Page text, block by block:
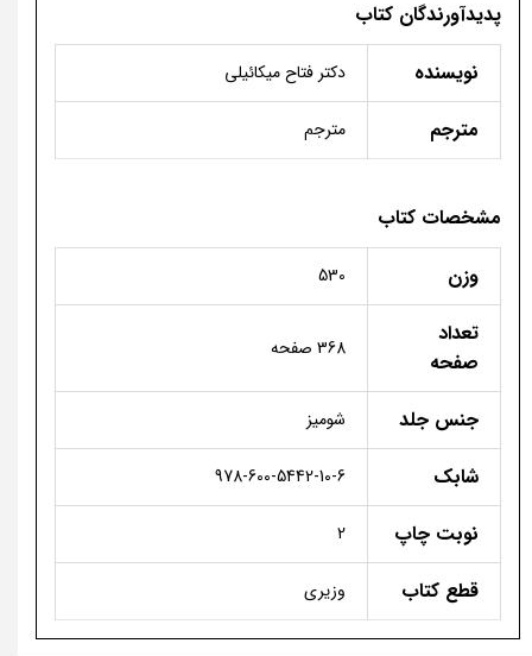
پدیدآورندگان کتاب
نویسنده
دکتر فتاح میکائیلی
مترجم مترجم
مشخصات کتاب
وزن
530
تعداد
صفحه
368 صفحه
جنس جلد شومیز
شابک 978-600-5442-10-6
نوبت چاپ 2
قطع کتاب وزیری